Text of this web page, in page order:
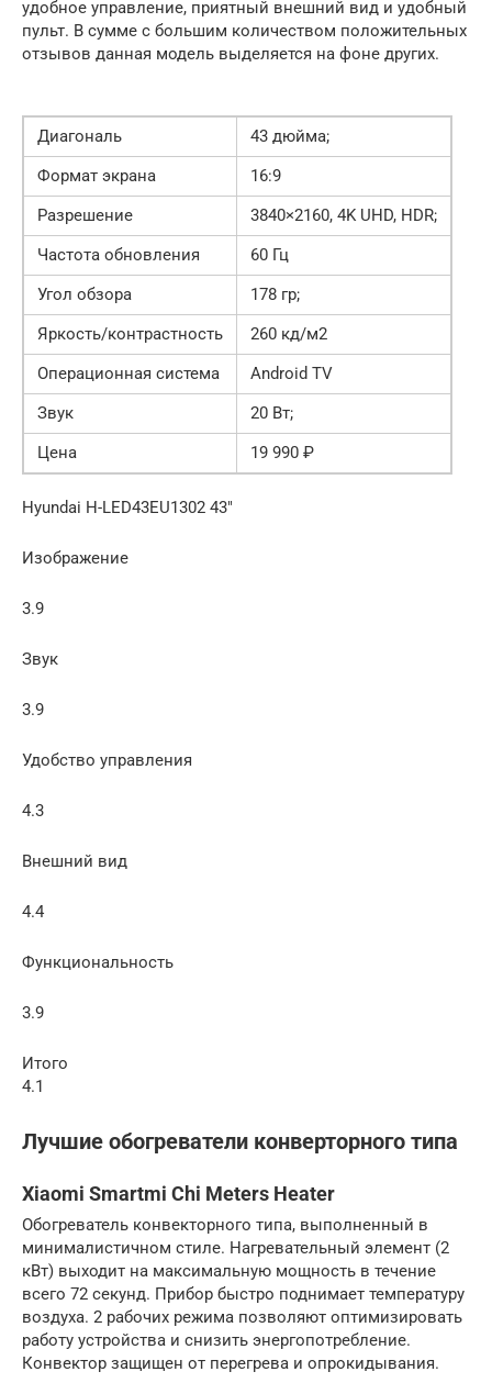
удобное управление, приятный внешний вид и удобный
пульт. В сумме с большим количеством положительных
отзывов данная модель выделяется на фоне других.
Диагональ
43 дюйма;
Формат экрана
16:9
Разрешение
3840×2160, 4K UHD, HDR;
Частота обновления
60 Гц
Угол обзора
178 гр;
Яркость/контрастность
260 кд/м2
Операционная система
Android TV
Звук
20 Вт;
Цена
19 990 ₽
Hyundai H-LED43EU1302 43″
Изображение
3.9
Звук
3.9
Удобство управления
4.3
Внешний вид
4.4
Функциональность
3.9
Итого
4.1
Лучшие обогреватели конверторного типа
Xiaomi Smartmi Chi Meters Heater
Обогреватель конвекторного типа, выполненный в
минималистичном стиле. Нагревательный элемент (2
кВт) выходит на максимальную мощность в течение
всего 72 секунд. Прибор быстро поднимает температуру
воздуха. 2 рабочих режима позволяют оптимизировать
работу устройства и снизить энергопотребление.
Конвектор защищен от перегрева и опрокидывания.